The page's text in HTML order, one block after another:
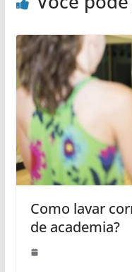
Como lavar
de academia?